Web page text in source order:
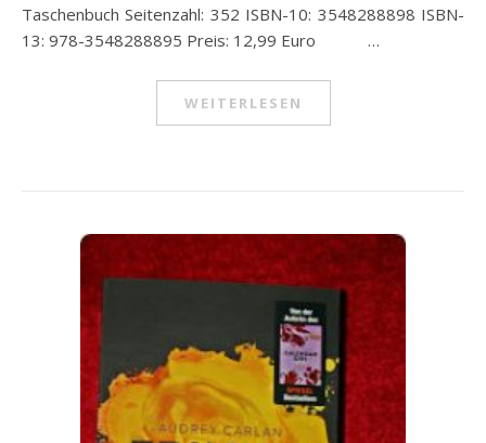
Taschenbuch Seitenzahl: 352 ISBN-10: 3548288898 ISBN-
13: 978-3548288895 Preis: 12,99 Euro …
WEITERLESEN